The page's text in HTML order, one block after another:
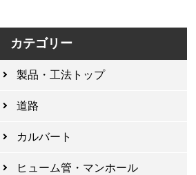
カテゴリー
製品・工法トップ
道路
カルバート
ヒューム管・マンホール